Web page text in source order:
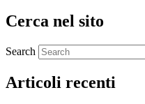
Cerca nel sito
Search
Articoli recenti